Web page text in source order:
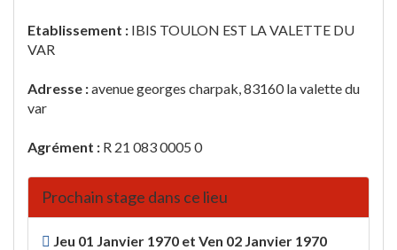
Etablissement : IBIS TOULON EST LA VALETTE DU
VAR
Adresse :avenue georges charpak, 83160 la valette du
var
Agrément : R 21 083 0005 0
Prochain stage dans ce lieu
Jeu 01 Janvier 1970 et Ven 02 Janvier 1970